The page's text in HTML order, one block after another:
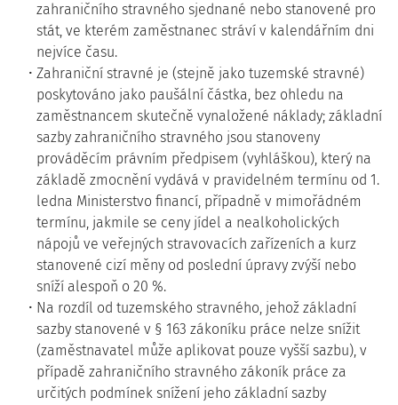
zahraničního stravného sjednané nebo stanovené pro
stát, ve kterém zaměstnanec stráví v kalendářním dni
nejvíce času.
Zahraniční stravné je (stejně jako tuzemské stravné)
poskytováno jako paušální částka, bez ohledu na
zaměstnancem skutečně vynaložené náklady; základní
sazby zahraničního stravného jsou stanoveny
prováděcím právním předpisem (vyhláškou), který na
základě zmocnění vydává v pravidelném termínu od 1.
ledna Ministerstvo financí, případně v mimořádném
termínu, jakmile se ceny jídel a nealkoholických
nápojů ve veřejných stravovacích zařízeních a kurz
stanovené cizí měny od poslední úpravy zvýší nebo
sníží alespoň o 20 %.
Na rozdíl od tuzemského stravného, jehož základní
sazby stanovené v § 163 zákoníku práce nelze snížit
(zaměstnavatel může aplikovat pouze vyšší sazbu), v
případě zahraničního stravného zákoník práce za
určitých podmínek snížení jeho základní sazby